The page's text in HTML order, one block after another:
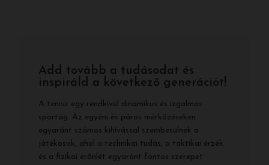
Add tovább a tudásodat és
inspiráld a következő generációt!
A tenisz egy rendkívül dinamikus és izgalmas
sportág. Az egyéni és páros mérkőzéseken
egyaránt számos kihívással szembesülnek a
játékosok, ahol a technikai tudás, a taktikai érzék
és a fizikai erőnlét egyaránt fontos szerepet